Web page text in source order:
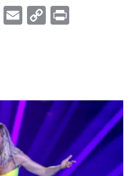
Messenger
Email
Copy